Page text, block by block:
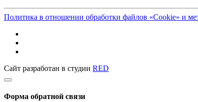
Политика в отношении обработки файлов «Cookie» и
Сайт разработан в студии RED
Форма обратной связи